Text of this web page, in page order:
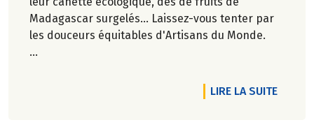
Madagascar surgelés... Laissez-vous tenter par
les douceurs équitables d'Artisans du Monde.
LIRE LA SUITEDE